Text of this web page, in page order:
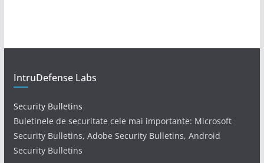
IntruDefense Labs
Security Bulletins
Buletinele de securitate cele mai importante: Microsoft
Security Bulletins, Adobe Security Bulletins, Android
Security Bulletins